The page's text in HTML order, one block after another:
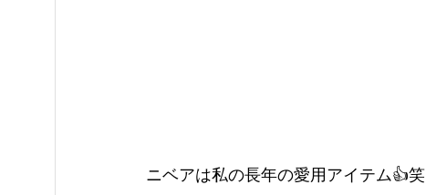
ニベアは私の長年の愛用アイテム👍笑